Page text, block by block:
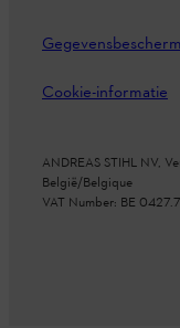
Cookie-informatie
ANDREAS STIHL NV,
België/Belgique
VAT Number: BE